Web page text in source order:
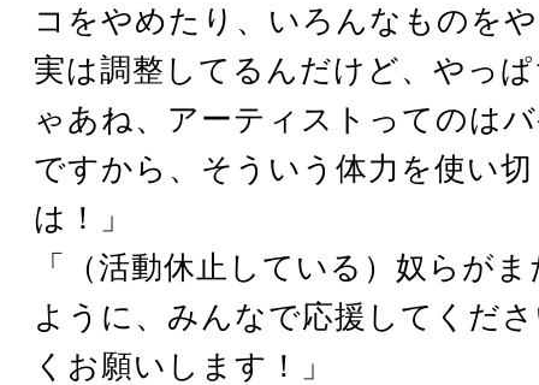
コをやめたり、いろんなものを
実は調整してるんだけど、やっ
ゃあね、アーティストってのは
ですから、そういう体力を使い
は！」
「（活動休止している）奴らが
ように、みんなで応援してくだ
くお願いします！」